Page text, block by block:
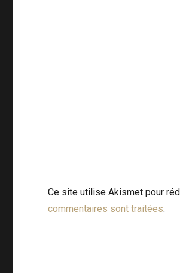
Ce site utilise Akismet pour
commentaires sont traitées.